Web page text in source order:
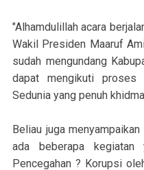
"Alhamdulillah acara
Wakil Presiden Maaruf
sudah mengundang
dapat mengikuti proses
Sedunia yang penuh
Beliau juga
ada beberapa kegiatan
Pencegahan ? Korupsi